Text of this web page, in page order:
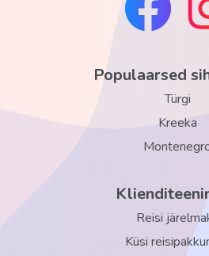
Populaarsed
Türgi
Kreeka
Reisi
Küsi